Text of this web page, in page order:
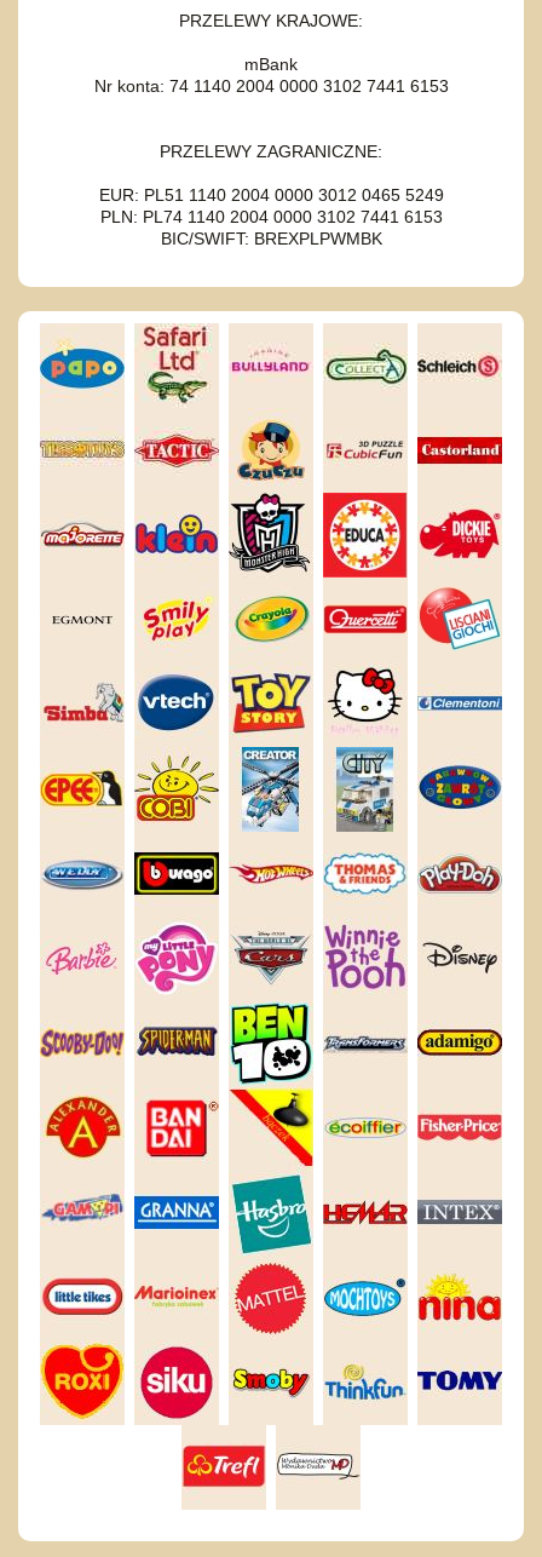
PRZELEWY KRAJOWE:
mBank
Nr konta: 74 1140 2004 0000 3102 7441 6153
PRZELEWY ZAGRANICZNE:
EUR: PL51 1140 2004 0000 3012 0465 5249
PLN: PL74 1140 2004 0000 3102 7441 6153
BIC/SWIFT: BREXPLPWMBK